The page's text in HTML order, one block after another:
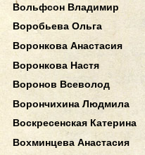
Вольфсон Владимир
Воробьева Ольга
Воронкова Анастасия
Воронкова Настя
Воронов Всеволод
Ворончихина Людмила
Воскресенская Катерина
Вохминцева Анастасия